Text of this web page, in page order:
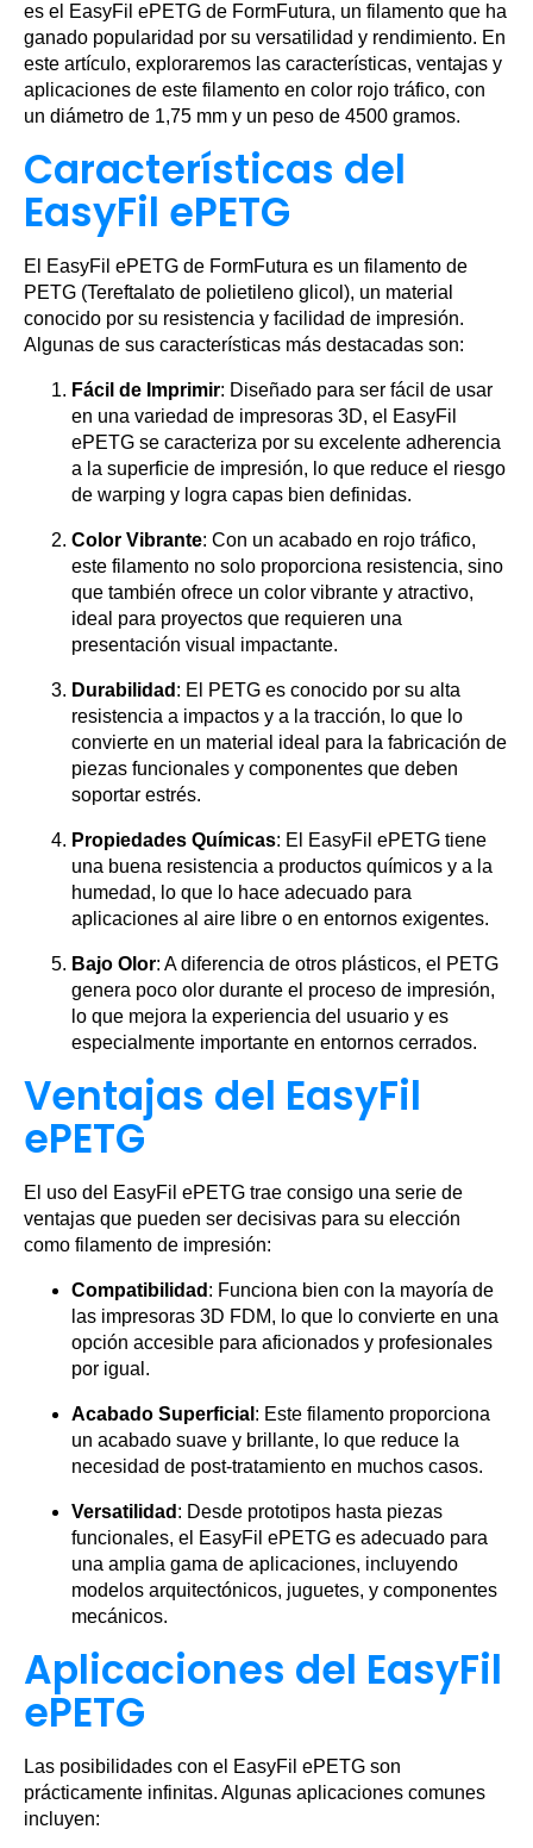
es el EasyFil ePETG de FormFutura, un filamento que ha
ganado popularidad por su versatilidad y rendimiento. En
este artículo, exploraremos las características, ventajas y
aplicaciones de este filamento en color rojo tráfico, con
un diámetro de 1,75 mm y un peso de 4500 gramos.
Características del
EasyFil ePETG
El EasyFil ePETG de FormFutura es un filamento de
PETG (Tereftalato de polietileno glicol), un material
conocido por su resistencia y facilidad de impresión.
Algunas de sus características más destacadas son:
Fácil de Imprimir: Diseñado para ser fácil de usar
en una variedad de impresoras 3D, el EasyFil
ePETG se caracteriza por su excelente adherencia
a la superficie de impresión, lo que reduce el riesgo
de warping y logra capas bien definidas.
Color Vibrante: Con un acabado en rojo tráfico,
este filamento no solo proporciona resistencia, sino
que también ofrece un color vibrante y atractivo,
ideal para proyectos que requieren una
presentación visual impactante.
Durabilidad : El PETG es conocido por su alta
resistencia a impactos y a la tracción, lo que lo
convierte en un material ideal para la fabricación de
piezas funcionales y componentes que deben
soportar estrés.
Propiedades Químicas: El EasyFil ePETG tiene
una buena resistencia a productos químicos y a la
humedad, lo que lo hace adecuado para
aplicaciones al aire libre o en entornos exigentes.
Bajo Olor: A diferencia de otros plásticos, el PETG
genera poco olor durante el proceso de impresión,
lo que mejora la experiencia del usuario y es
especialmente importante en entornos cerrados.
Ventajas del EasyFil
ePETG
El uso del EasyFil ePETG trae consigo una serie de
ventajas que pueden ser decisivas para su elección
como filamento de impresión:
Compatibilidad : Funciona bien con la mayoría de
las impresoras 3D FDM, lo que lo convierte en una
opción accesible para aficionados y profesionales
por igual.
Acabado Superficial : Este filamento proporciona
un acabado suave y brillante, lo que reduce la
necesidad de post-tratamiento en muchos casos.
Versatilidad : Desde prototipos hasta piezas
funcionales, el EasyFil ePETG es adecuado para
una amplia gama de aplicaciones, incluyendo
modelos arquitectónicos, juguetes, y componentes
mecánicos.
Aplicaciones del EasyFil
ePETG
Las posibilidades con el EasyFil ePETG son
prácticamente infinitas. Algunas aplicaciones comunes
incluyen: